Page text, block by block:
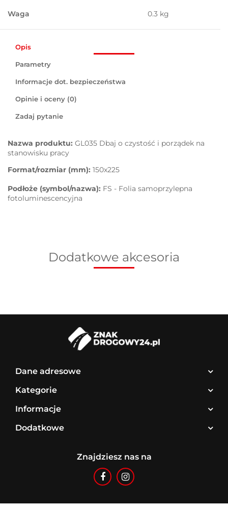
Waga 0.3 kg
Opis
Parametry
Informacje dot. bezpieczeństwa
Opinie i oceny (0)
Zadaj pytanie
Nazwa produktu: GL035 Dbaj o czystość i porządek na
stanowisku pracy
Format/rozmiar (mm): 150x225
Podłoże (symbol/nazwa): FS - Folia samoprzylepna
fotoluminescencyjna
Dodatkowe akcesoria
Dane adresowe
Kategorie
Informacje
Dodatkowe
Znajdziesz nas na